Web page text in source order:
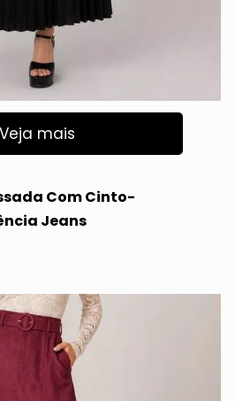
Veja mais
Com Cinto-
Jeans